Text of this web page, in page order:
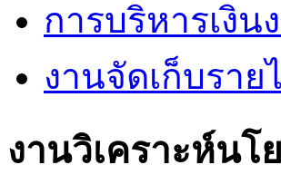
การบริหารเงิ
งานจัดเก็บราย
งานวิเคราะห์น